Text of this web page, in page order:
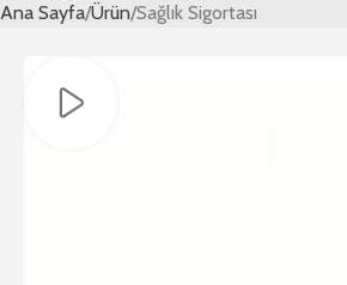
Ana Sayfa Ürün Sağlık Sigortası